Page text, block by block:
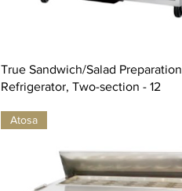
True Sandwich/Salad Preparation
Refrigerator, Two-section - 12
Atosa